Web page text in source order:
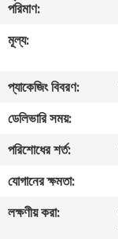
মান
নিয়ন্ত্রণ
যোগাযোগ
করুন
পরিমাণ:
মূল্য:
প্যাকেজিং বিবরণ:
ডেলিভারি সময়:
পরিশোধের শর্ত:
যোগানের ক্ষমতা:
লক্ষণীয় করা: